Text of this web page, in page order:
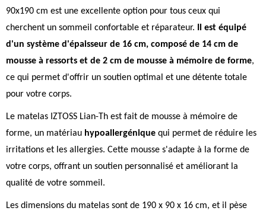
90x190 cm est une excellente option pour tous ceux qui
cherchent un sommeil confortable et réparateur.
Il est équipé
d'un système d'épaisseur de 16 cm, composé de 14 cm de
mousse à ressorts et de 2 cm de mousse à mémoire de forme,
ce qui permet d'offrir un soutien optimal et une détente totale
pour votre corps.
Le matelas IZTOSS Lian-Th est fait de mousse à mémoire de
forme, un matériau hypoallergénique qui permet de réduire les
irritations et les allergies. Cette mousse s'adapte à la forme de
votre corps, offrant un soutien personnalisé et améliorant la
qualité de votre sommeil.
Les dimensions du matelas sont de 190 x 90 x 16 cm, et il pèse